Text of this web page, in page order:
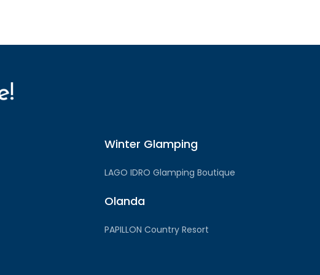
Winter Glamping
LAGO IDRO Glamping Boutique
Olanda
PAPILLON Country Resort